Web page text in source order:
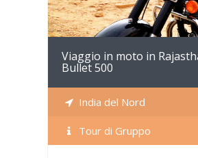
Viaggio in moto in
Bullet 500
India del Nord
Tour di Gruppo